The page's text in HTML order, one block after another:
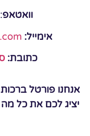
וואטאפ:
אימייל:
כתובת:
אנחנו פורטל
יציג לכם את כל